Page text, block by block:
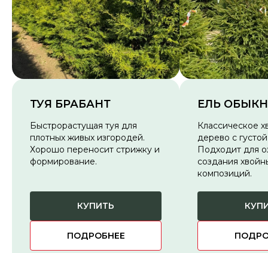
ТУЯ БРАБАНТ
Быстрорастущая туя для
плотных живых изгородей.
Хорошо переносит стрижку и
формирование.
КУПИТЬ
ПОДРОБНЕЕ
ЕЛЬ
Классическое
дерево с
Подходит для
создания
композиций.